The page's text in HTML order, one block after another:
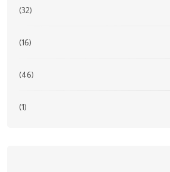
(32)
(16)
(46)
(1)